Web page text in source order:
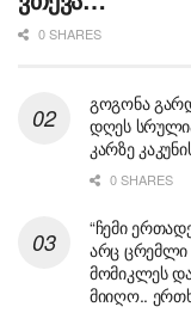
0 SHARES
გოგონა
დღეს
კარზე
0 SHARES
“ჩემი
არც ცრემლი
მომიკლეს
მიიღო..